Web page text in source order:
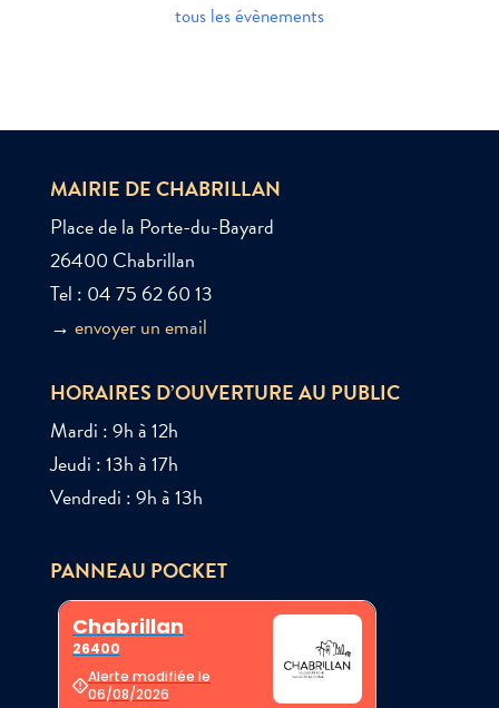
tous les évènements
MAIRIE DE CHABRILLAN
Place de la Porte-du-Bayard
26400 Chabrillan
Tel : 04 75 62 60 13
→ envoyer un email
HORAIRES D’OUVERTURE AU PUBLIC
Mardi : 9h à 12h
Jeudi : 13h à 17h
Vendredi : 9h à 13h
PANNEAU POCKET